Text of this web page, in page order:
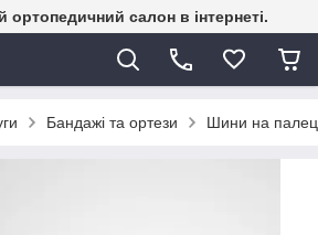
салон в інтернеті.
Бандажі та ортези Шини на